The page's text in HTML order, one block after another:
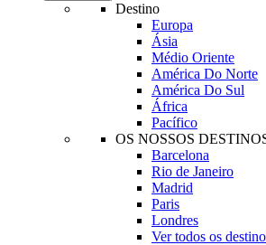
Destino
Europa
Ásia
Médio Oriente
América Do Norte
América Do Sul
África
Pacífico
OS NOSSOS
Barcelona
Rio de Janeiro
Madrid
Paris
Londres
Ver todos os